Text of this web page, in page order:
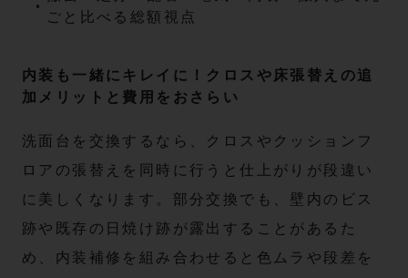
ごと比べる総額視点
内装も一緒にキレイに！クロスや床張替えの追
加メリットと費用をおさらい
洗面台を交換するなら、クロスやクッションフ
ロアの張替えを同時に行うと仕上がりが段違い
に美しくなります。部分交換でも、壁内のビス
跡や既存の日焼け跡が露出することがあるた
め、内装補修を組み合わせると色ムラや段差を